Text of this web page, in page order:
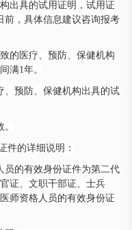
出具的试用证明，试用证
前，具体信息建议咨询报考
的医疗、预防、保健机构
满1年。
、预防、保健机构出具的试
件的详细说明：
员的有效身份证件为第二代
证、文职干部证、士兵
师资格人员的有效身份证